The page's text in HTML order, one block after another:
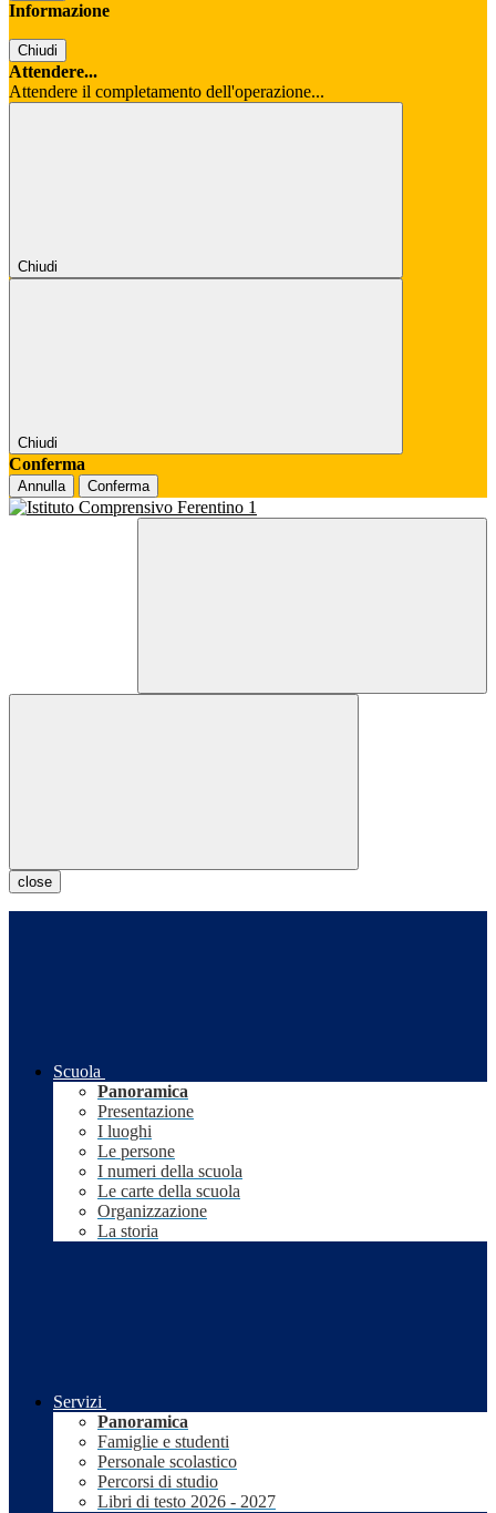
Informazione
Chiudi
Attendere...
Attendere il completamento dell'operazione...
Chiudi
Chiudi
Conferma
Annulla Conferma
close
Scuola
Panoramica
Presentazione
I luoghi
Le persone
I numeri della scuola
Le carte della scuola
Organizzazione
La storia
Servizi
Panoramica
Famiglie e studenti
Personale scolastico
Percorsi di studio
Libri di testo 2026 - 2027